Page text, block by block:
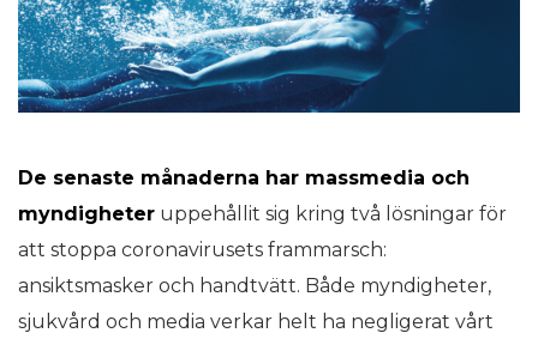
De senaste månaderna har massmedia och
myndigheter uppehållit sig kring två lösningar för
att stoppa coronavirusets frammarsch:
ansiktsmasker och handtvätt. Både myndigheter,
sjukvård och media verkar helt ha negligerat vårt